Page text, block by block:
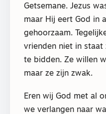
Getsemane. Jezus
maar Hij eert God in
gehoorzaam.
vrienden niet in staat
te bidden. Ze willen
maar ze zijn zwak.
Eren wij God met al
we verlangen naar